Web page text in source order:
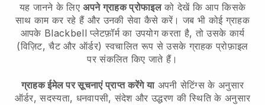
यह जानने के लिएअपने ग्राहक प्रोफाइलको देखें कि आप किसके
साथ काम कर रहे हैं और उनकी सेवा कैसे करें। जब भी कोई ग्राहक
आपके Blackbell प्लेटफ़ॉर्म का उपयोग करता है, तो उसके कार्य
(विज़िट, चैट और ऑर्डर) स्वचालित रूप से उसके ग्राहक प्रोफ़ाइल
पर संकलित किए जाते हैं।
ग्राहक ईमेल पर सूचनाएं प्राप्त करेंगे याअपनी सेटिंग्स के अनुसार
ऑर्डर, सदस्यता, धनवापसी, संदेश और उद्धरण की स्थिति के अनुसार